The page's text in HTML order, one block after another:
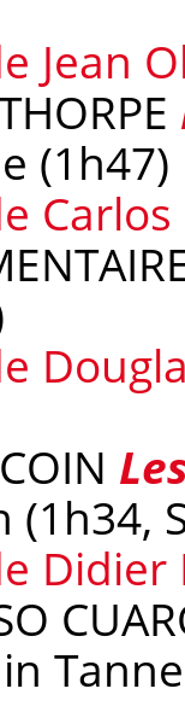
Jean
(1h47)
(1h34,
Didier